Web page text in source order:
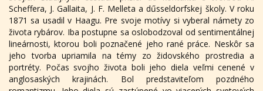
Scheffera, J. Gallaita, J. F. Melleta a dűsseldorfskej školy. V roku
1871 sa usadil v Haagu. Pre svoje motívy si vyberal námety zo
života rybárov. Iba postupne sa oslobodzoval od sentimentálnej
lineárnosti, ktorou boli poznačené jeho rané práce. Neskôr sa
jeho tvorba upriamila na témy zo židovského prostredia a
portréty. Počas svojho života boli jeho diela veľmi cenené v
anglosaských krajinách. Bol predstaviteľom pozdného